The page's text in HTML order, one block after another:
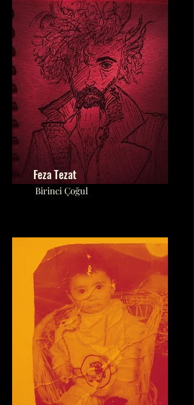
Feza Tezat
Birinci Çoğul